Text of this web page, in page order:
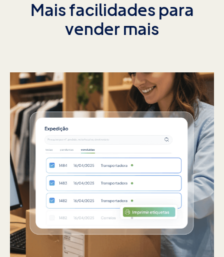
Mais facilidades para
vender mais